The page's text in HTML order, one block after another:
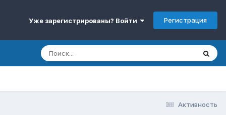
Уже зарегистрированы? Войти Регистрация
Активность